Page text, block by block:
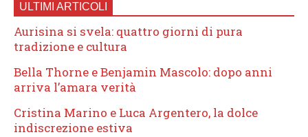
ULTIMI ARTICOLI
Aurisina si svela: quattro giorni di pura
tradizione e cultura
Bella Thorne e Benjamin Mascolo: dopo anni
arriva l’amara verità
Cristina Marino e Luca Argentero, la dolce
indiscrezione estiva